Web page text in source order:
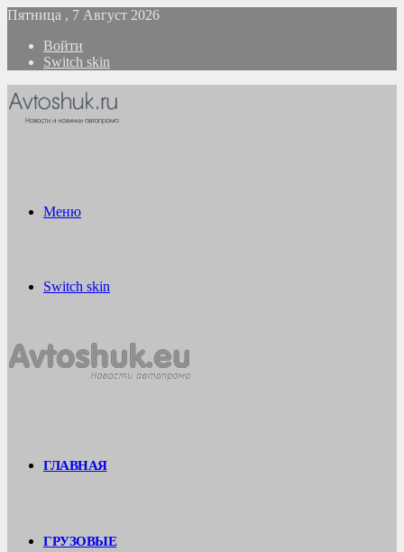
Пятница , 7 Август 2026
Войти
Switch skin
Меню
Switch skin
ГЛАВНАЯ
ГРУЗОВЫЕ